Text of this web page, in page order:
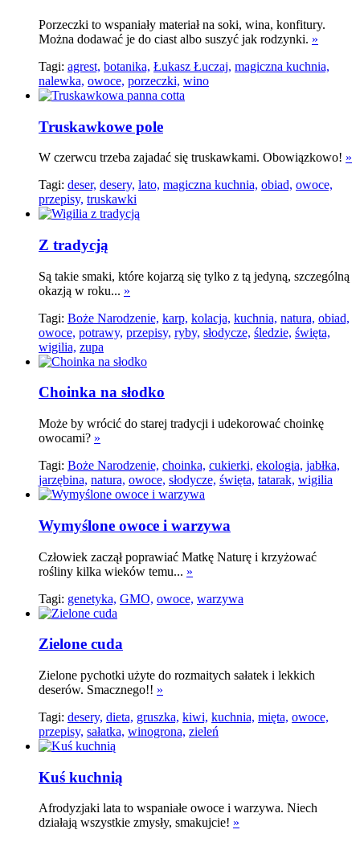
Porzeczki to wspaniały materiał na soki, wina, konfitury.
Można dodawać je do ciast albo suszyć jak rodzynki. »
Tagi: agrest, botanika, Łukasz Łuczaj, magiczna kuchnia,
nalewka, owoce, porzeczki, wino
Truskawkowe pole
W czerwcu trzeba zajadać się truskawkami. Obowiązkowo! »
Tagi: deser, desery, lato, magiczna kuchnia, obiad, owoce,
przepisy, truskawki
Z tradycją
Są takie smaki, które kojarzą się tylko z tą jedyną, szczególną
okazją w roku... »
Tagi: Boże Narodzenie, karp, kolacja, kuchnia, natura, obiad,
owoce, potrawy, przepisy, ryby, słodycze, śledzie, święta,
wigilia, zupa
Choinka na słodko
Może by wrócić do starej tradycji i udekorować choinkę
owocami? »
Tagi: Boże Narodzenie, choinka, cukierki, ekologia, jabłka,
jarzębina, natura, owoce, słodycze, święta, tatarak, wigilia
Wymyślone owoce i warzywa
Człowiek zaczął poprawiać Matkę Naturę i krzyżować
rośliny kilka wieków temu... »
Tagi: genetyka, GMO, owoce, warzywa
Zielone cuda
Zielone pychotki użyte do rozmaitych sałatek i lekkich
deserów. Smacznego!! »
Tagi: desery, dieta, gruszka, kiwi, kuchnia, mięta, owoce,
przepisy, sałatka, winogrona, zieleń
Kuś kuchnią
Afrodyzjaki lata to wspaniałe owoce i warzywa. Niech
działają wszystkie zmysły, smakujcie! »